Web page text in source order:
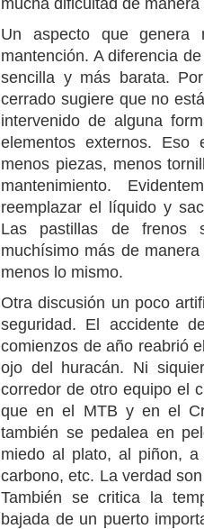
Un aspecto que
mantención. A diferencia
sencilla y más barata.
cerrado sugiere que no
intervenido de alguna
elementos externos.
menos piezas, menos
mantenimiento.
reemplazar el líquido y
Las pastillas de frenos
muchísimo más de
menos lo mismo.
Otra discusión un poco
seguridad. El accidente
comienzos de año reabrió
ojo del huracán. Ni
corredor de otro equipo el
que en el MTB y en el
también se pedalea en
miedo al plato, al piñon,
carbono, etc. La verdad
También se critica la
bajada de un puerto